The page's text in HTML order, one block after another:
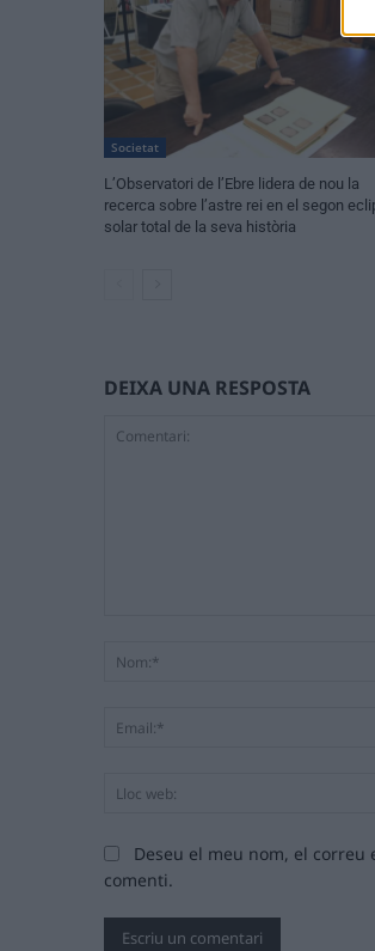
Societat
L’Observatori de l’Ebre lidera de nou la
recerca sobre l’astre rei en el segon
solar total de la seva història
DEIXA UNA RESPOSTA
Deseu el meu nom, el
comenti.